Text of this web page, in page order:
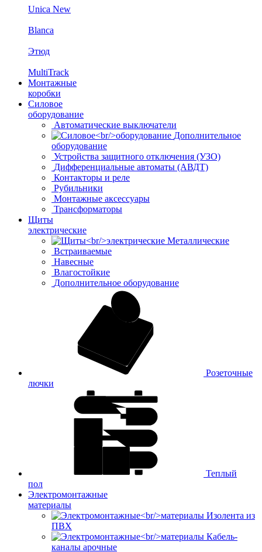
Unica New
Blanca
Этюд
MultiTrack
Монтажные
коробки
Силовое
оборудование
Автоматические выключатели
Дополнительное
оборудование
Устройства защитного отключения (УЗО)
Дифференциальные автоматы (АВДТ)
Контакторы и реле
Рубильники
Монтажные аксессуары
Трансформаторы
Щиты
электрические
Металлические
Встраиваемые
Навесные
Влагостойкие
Дополнительное оборудование
Розеточные
лючки
Теплый
пол
Электромонтажные
материалы
Изолента из
ПВХ
Кабель-
каналы арочные